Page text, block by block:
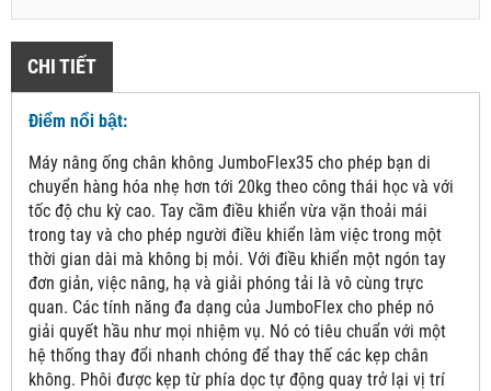
CHI TIẾT
Điểm nổi bật:
Máy nâng ống chân không JumboFlex35 cho phép bạn di
chuyển hàng hóa nhẹ hơn tới 20kg theo công thái học và với
tốc độ chu kỳ cao. Tay cầm điều khiển vừa vặn thoải mái
trong tay và cho phép người điều khiển làm việc trong một
thời gian dài mà không bị mỏi. Với điều khiển một ngón tay
đơn giản, việc nâng, hạ và giải phóng tải là vô cùng trực
quan. Các tính năng đa dạng của JumboFlex cho phép nó
giải quyết hầu như mọi nhiệm vụ. Nó có tiêu chuẩn với một
hệ thống thay đổi nhanh chóng để thay thế các kẹp chân
không. Phôi được kẹp từ phía dọc tự động quay trở lại vị trí